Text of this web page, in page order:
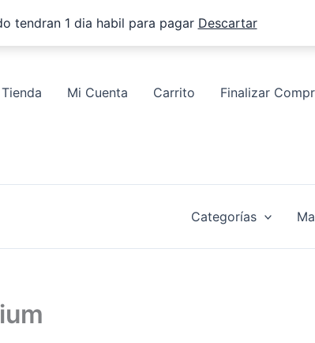
tendran 1 dia habil para pagar Descartar
Tienda Mi Cuenta Carrito Finalizar
Categorías